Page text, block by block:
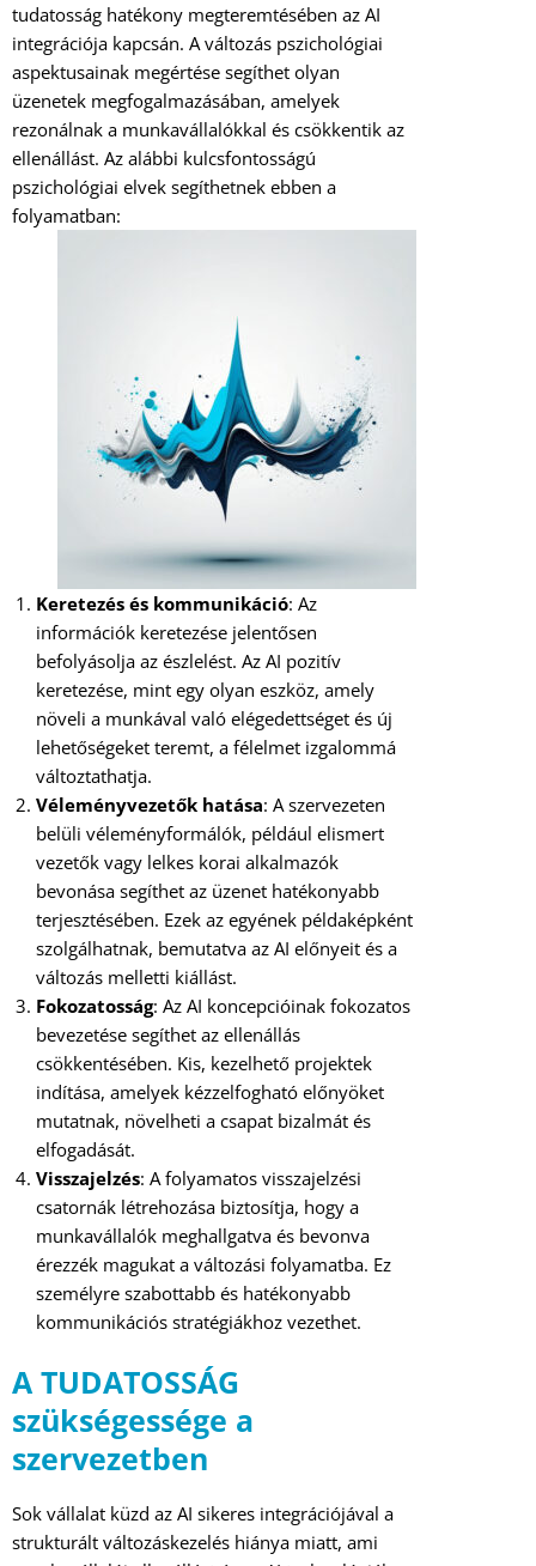
tudatosság hatékony megteremtésében az AI
integrációja kapcsán. A változás pszichológiai
aspektusainak megértése segíthet olyan
üzenetek megfogalmazásában, amelyek
rezonálnak a munkavállalókkal és csökkentik az
ellenállást. Az alábbi kulcsfontosságú
pszichológiai elvek segíthetnek ebben a
folyamatban:
Keretezés és kommunikáció: Az
információk keretezése jelentősen
befolyásolja az észlelést. Az AI pozitív
keretezése, mint egy olyan eszköz, amely
növeli a munkával való elégedettséget és új
lehetőségeket teremt, a félelmet izgalommá
változtathatja.
Véleményvezetők hatása: A szervezeten
belüli véleményformálók, például elismert
vezetők vagy lelkes korai alkalmazók
bevonása segíthet az üzenet hatékonyabb
terjesztésében. Ezek az egyének példaképként
szolgálhatnak, bemutatva az AI előnyeit és a
változás melletti kiállást.
Fokozatosság: Az AI koncepcióinak fokozatos
bevezetése segíthet az ellenállás
csökkentésében. Kis, kezelhető projektek
indítása, amelyek kézzelfogható előnyöket
mutatnak, növelheti a csapat bizalmát és
elfogadását.
Visszajelzés: A folyamatos visszajelzési
csatornák létrehozása biztosítja, hogy a
munkavállalók meghallgatva és bevonva
érezzék magukat a változási folyamatba. Ez
személyre szabottabb és hatékonyabb
kommunikációs stratégiákhoz vezethet.
A TUDATOSSÁG
szükségessége a
szervezetben
Sok vállalat küzd az AI sikeres integrációjával a
strukturált változáskezelés hiánya miatt, ami